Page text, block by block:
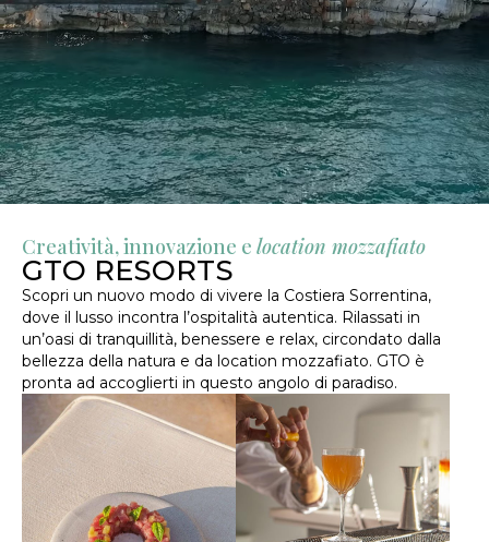
Creatività, innovazione e location mozzafiato
GTO RESORTS
Scopri un nuovo modo di vivere la Costiera Sorrentina,
dove il lusso incontra l’ospitalità autentica. Rilassati in
un’oasi di tranquillità, benessere e relax, circondato dalla
bellezza della natura e da location mozzafiato. GTO è
pronta ad accoglierti in questo angolo di paradiso.